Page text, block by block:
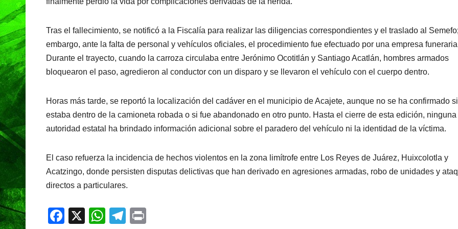
Tras el fallecimiento, se notificó a la Fiscalía para realizar las diligencias correspondientes y el traslado al
embargo, ante la falta de personal y vehículos oficiales, el procedimiento fue efectuado por una empresa
Durante el trayecto, cuando la carroza circulaba entre Jerónimo Ocotitlán y Santiago Acatlán, hombres armados
bloquearon el paso, agredieron al conductor con un disparo y se llevaron el vehículo con el cuerpo dentro.
Horas más tarde, se reportó la localización del cadáver en el municipio de Acajete, aunque no se ha confirmado si
estaba dentro de la camioneta robada o si fue abandonado en otro punto. Hasta el cierre de esta edición, ninguna
autoridad estatal ha brindado información adicional sobre el paradero del vehículo ni la identidad de la víctima.
El caso refuerza la incidencia de hechos violentos en la zona limítrofe entre Los Reyes de Juárez, Huixcolotla y
Acatzingo, donde persisten disputas delictivas que han derivado en agresiones armadas, robo de unidades y
directos a particulares.
F
X
W
T
PORTADA TENDENCIA VIDA │ ESTILO
Carmelitas
tradicional
que conquista
a los visitantes
de Ixtapa-
04/08/2026 VERÓNICA
ANDRADE CRUZ
TENDENCIA VIDA
Oreo®
edición
México
30/07/2026
ANDRADE CRUZ